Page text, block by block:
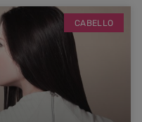
CABELLO